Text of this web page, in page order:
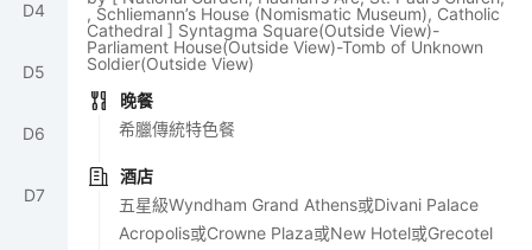
D4
D5
D6
D7
, Schliemann’s House (Nomismatic Museum), Catholic
Cathedral ] Syntagma Square(Outside View)-
Parliament House(Outside View)-Tomb of Unknown
Soldier(Outside View)
晚餐
希臘傳統特色餐
酒店
五星級Wyndham Grand Athens或Divani Palace
Acropolis或Crowne Plaza或New Hotel或Grecotel